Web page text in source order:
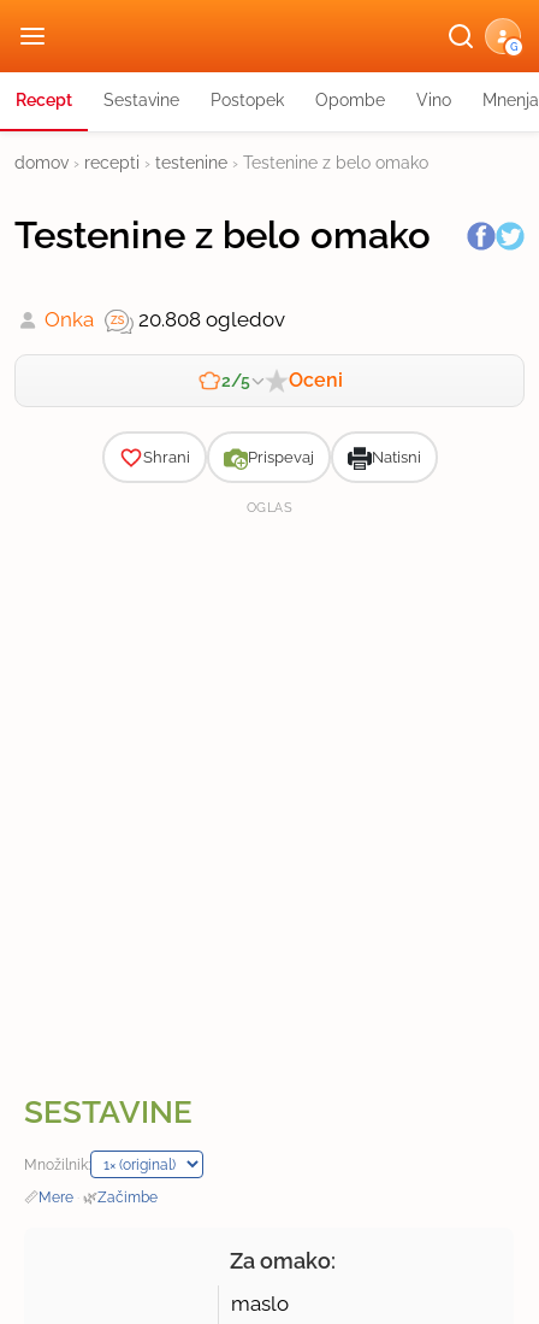
G
Recept Sestavine Postopek Opombe Vino Mnenja
domov › recepti › testenine › Testenine z belo omako
Testenine z belo omako
Onka 20.808 ogledov
2/5 Oceni
Shrani Prispevaj Natisni
OGLAS
SESTAVINE
Množilnik:
📏Mere · 🌿Začimbe
Za omako:
maslo